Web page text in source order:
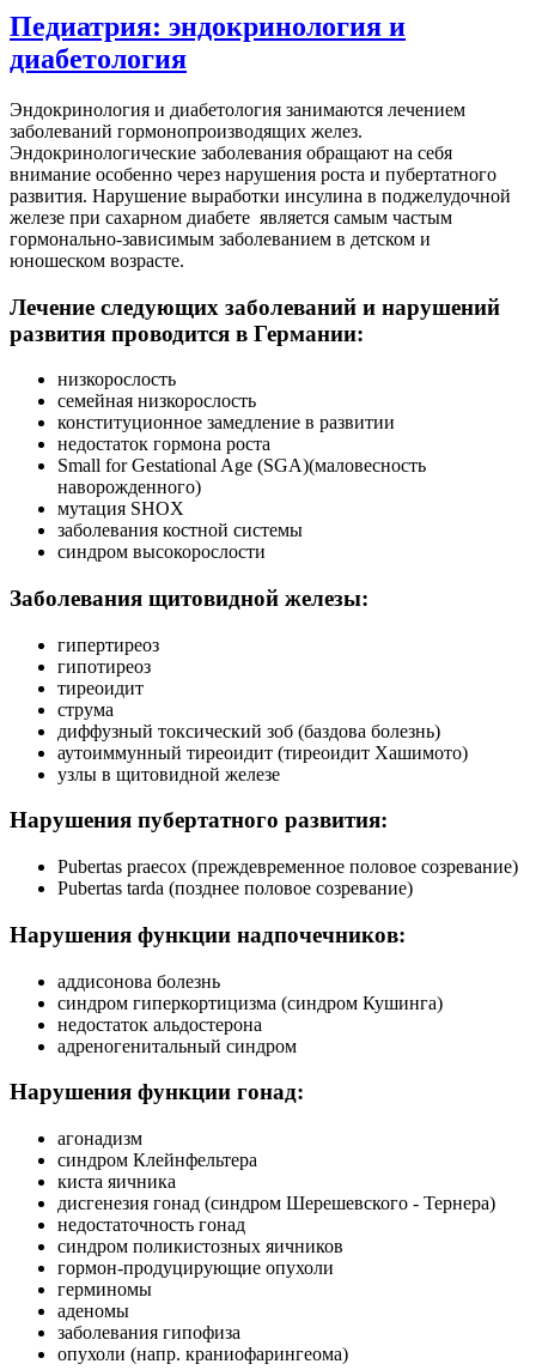
Педиатрия: эндокринология и
диабетология
Эндокринология и диабетология занимаются лечением
заболеваний гормонопроизводящих желез.
Эндокринологические заболевания обращают на себя
внимание особенно через нарушения роста и пубертатного
развития. Нарушение выработки инсулина в поджелудочной
железе при сахарном диабете является самым частым
гормонально-зависимым заболеванием в детском и
юношеском возрасте.
Лечение следующих заболеваний и нарушений
развития проводится в Германии:
низкорослость
семейная низкорослость
конституционное замедление в развитии
недостаток гормона роста
Small for Gestational Age (SGA)(маловесность
наворожденного)
мутация SHOX
заболевания костной системы
синдром высокорослости
Заболевания щитовидной железы:
гипертиреоз
гипотиреоз
тиреоидит
струма
диффузный токсический зоб (баздова болезнь)
аутоиммунный тиреоидит (тиреоидит Хашимото)
узлы в щитовидной железе
Нарушения пубертатного развития:
Pubertas praecox (преждевременное половое созревание)
Pubertas tarda (позднее половое созревание)
Нарушения функции надпочечников:
аддисонова болезнь
синдром гиперкортицизма (синдром Кушинга)
недостаток альдостерона
адреногенитальный синдром
Нарушения функции гонад:
агонадизм
синдром Клейнфельтера
киста яичника
дисгенезия гонад (синдром Шерешевского - Тернера)
недостаточность гонад
синдром поликистозных яичников
гормон-продуцирующие опухоли
герминомы
аденомы
заболевания гипофиза
опухоли (напр. краниофарингеома)